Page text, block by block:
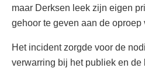
maar Derksen leek zijn eigen
gehoor te geven aan de oproep
Het incident zorgde voor de
verwarring bij het publiek en de